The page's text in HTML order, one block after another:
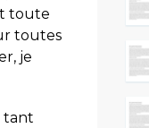
toute
toutes
je
tant